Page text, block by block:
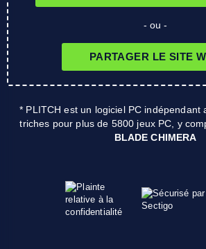
- ou -
PARTAGER LE SITE
* PLITCH est un logiciel PC indépendant
triches pour plus de 5800 jeux PC, y
BLADE CHIMERA